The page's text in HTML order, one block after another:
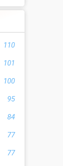
110
101
100
95
84
77
77